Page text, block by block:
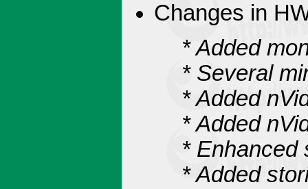
Changes in
* Added
* Several
* Added
* Added
* Enhanced
* Added